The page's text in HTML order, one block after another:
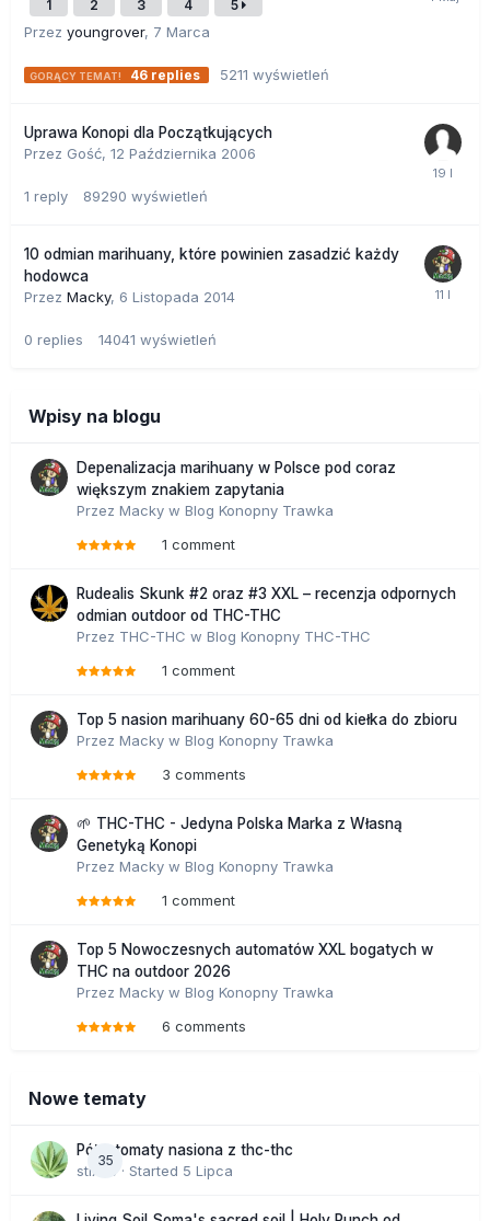
1 2 3 4 5
Przez youngrover, 7 Marca
46 replies 5211 wyświetleń
Uprawa Konopi dla Początkujących
Przez Gość, 12 Października 2006
1 reply 89290 wyświetleń
10 odmian marihuany, które powinien zasadzić każdy
hodowca
Przez Macky, 6 Listopada 2014
0 replies 14041 wyświetleń
Wpisy na blogu
Depenalizacja marihuany w Polsce pod coraz
większym znakiem zapytania
Przez Macky w Blog Konopny Trawka
1 comment
Rudealis Skunk #2 oraz #3 XXL – recenzja odpornych
odmian outdoor od THC-THC
Przez THC-THC w Blog Konopny THC-THC
1 comment
Top 5 nasion marihuany 60-65 dni od kiełka do zbioru
Przez Macky w Blog Konopny Trawka
3 comments
🌱 THC-THC - Jedyna Polska Marka z Własną
Genetyką Konopi
Przez Macky w Blog Konopny Trawka
1 comment
Top 5 Nowoczesnych automatów XXL bogatych w
THC na outdoor 2026
Przez Macky w Blog Konopny Trawka
6 comments
Nowe tematy
35
Półautomaty nasiona z thc-thc
stix33 · Started 5 Lipca